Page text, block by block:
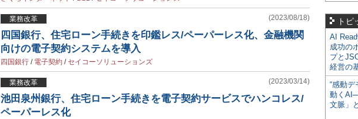
業務改革 (2023/08/18)
四国銀行、住宅ローン手続きを印鑑レス/ペーパーレス化、金融機関
向けの電子契約システムを導入
四国銀行 / 電子契約 / セイコーソリューションズ
業務改革 (2023/03/14)
池田泉州銀行、住宅ローン手続きを電子契約サービスでハンコレス/
ペーパーレス化
トピ
AI
成功の
プと
経営の
“感動デ
動く
文脈」